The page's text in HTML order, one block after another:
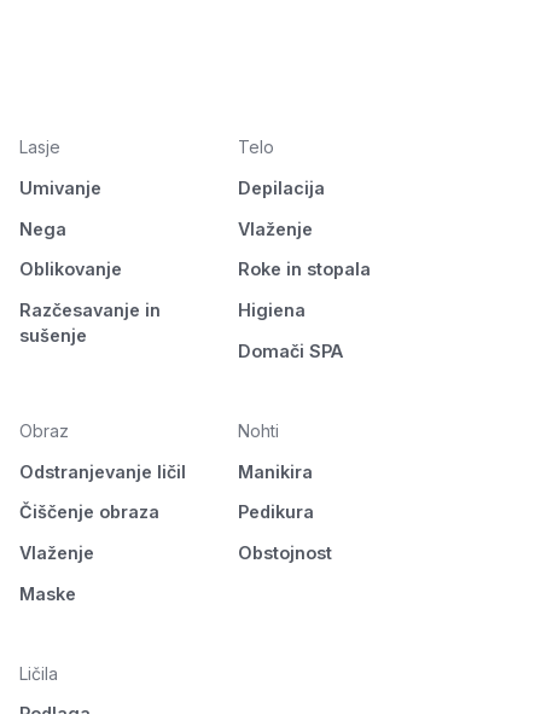
Lasje
Umivanje
Nega
Oblikovanje
Razčesavanje in
sušenje
Telo
Depilacija
Vlaženje
Roke in stopala
Higiena
Domači SPA
Obraz
Odstranjevanje ličil
Čiščenje obraza
Vlaženje
Maske
Nohti
Manikira
Pedikura
Obstojnost
Ličila
Podlaga